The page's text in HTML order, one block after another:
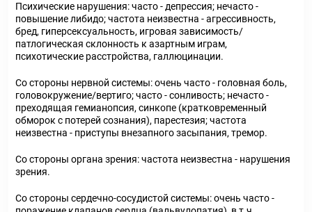
Психические нарушения: часто - депрессия; нечасто -
повышение либидо; частота неизвестна - агрессивность,
бред, гиперсексуальность, игровая зависимость/
патлогическая склонность к азартным играм,
психотические расстройства, галлюцинации.
Со стороны нервной системы: очень часто - головная боль,
головокружение/вертиго; часто - сонливость; нечасто -
преходящая гемианопсия, синкопе (кратковременный
обморок с потерей сознания), парестезия; частота
неизвестна - приступы внезапного засыпания, тремор.
Со стороны органа зрения: частота неизвестна - нарушения
зрения.
Со стороны сердечно-сосудистой системы: очень часто -